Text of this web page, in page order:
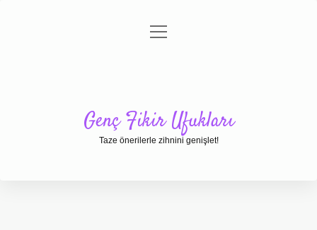
Gizlilik Politikası
menüyü
Genç Fikir Ufukları
Taze önerilerle zihnini genişlet!